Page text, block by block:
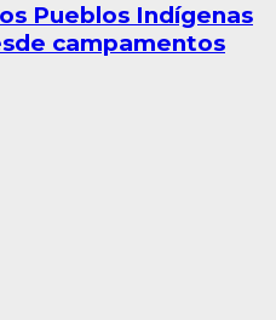
Pueblos Indígenas
campamentos